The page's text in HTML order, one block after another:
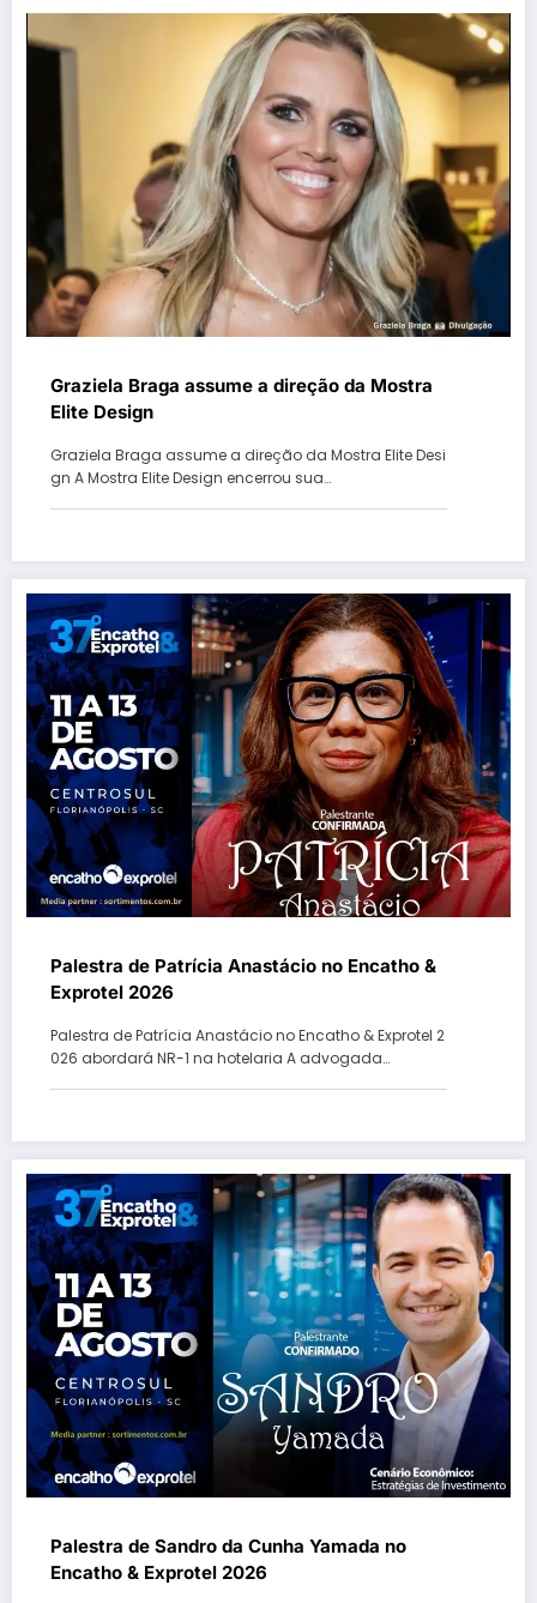
Graziela Braga assume a direção da Mostra
Elite Design
Graziela Braga assume a direção da Mostra Elite Desi
gn A Mostra Elite Design encerrou sua…
Palestra de Patrícia Anastácio no Encatho &
Exprotel 2026
Palestra de Patrícia Anastácio no Encatho & Exprotel 2
026 abordará NR-1 na hotelaria A advogada…
Palestra de Sandro da Cunha Yamada no
Encatho & Exprotel 2026